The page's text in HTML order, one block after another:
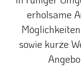
erholsame
sowie kurze